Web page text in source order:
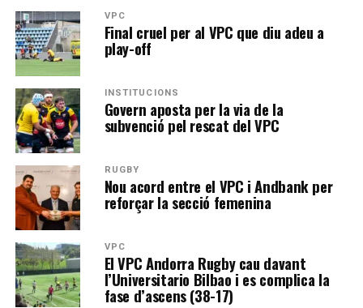
VPC
Final cruel per al VPC que diu adeu a
play-off
INSTITUCIONS
Govern aposta per la via de la
subvenció pel rescat del VPC
RUGBY
Nou acord entre el VPC i Andbank per
reforçar la secció femenina
VPC
El VPC Andorra Rugby cau davant
l’Universitario Bilbao i es complica la
fase d’ascens (38-17)